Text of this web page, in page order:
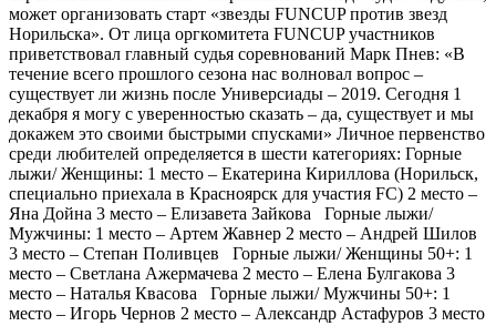
может организовать старт «звезды FUNCUP против звезд
Норильска». От лица оргкомитета FUNCUP участников
приветствовал главный судья соревнований Марк Пнев: «В
течение всего прошлого сезона нас волновал вопрос –
существует ли жизнь после Универсиады – 2019. Сегодня 1
декабря я могу с уверенностью сказать – да, существует и мы
докажем это своими быстрыми спусками» Личное первенство
среди любителей определяется в шести категориях: Горные
лыжи/ Женщины: 1 место – Екатерина Кириллова (Норильск,
специально приехала в Красноярск для участия FC) 2 место –
Яна Дойна 3 место – Елизавета Зайкова Горные лыжи/
Мужчины: 1 место – Артем Жавнер 2 место – Андрей Шилов
3 место – Степан Поливцев Горные лыжи/ Женщины 50+: 1
место – Светлана Ажермачева 2 место – Елена Булгакова 3
место – Наталья Квасова Горные лыжи/ Мужчины 50+: 1
место – Игорь Чернов 2 место – Александр Астафуров 3 место